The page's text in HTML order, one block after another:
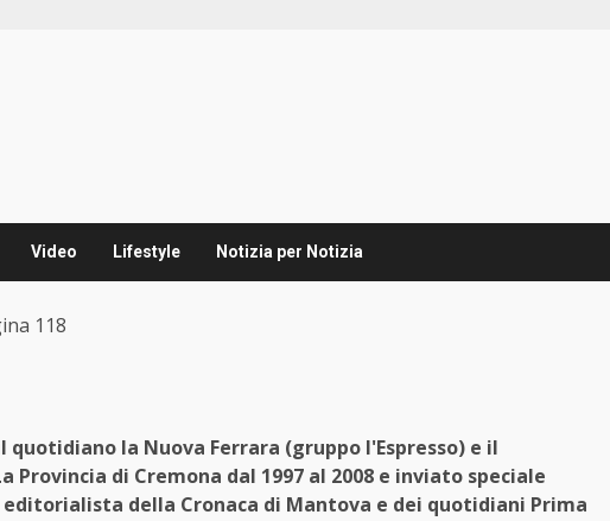
Video Lifestyle Notizia per Notizia
118
la Nuova Ferrara (gruppo l'Espresso) e il
di Cremona dal 1997 al 2008 e inviato speciale
editorialista della Cronaca di Mantova e dei quotidiani Prima